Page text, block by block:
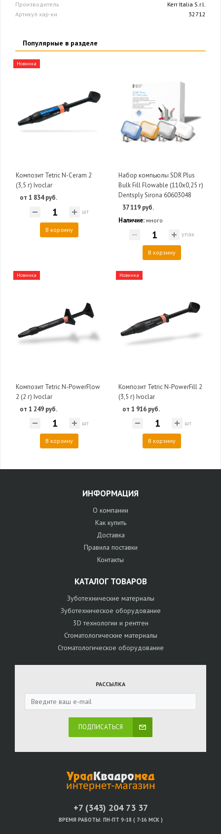
Производитель
Kerr Italia S.r.l.
Артикул хар-ки
32712
Популярные в разделе
Новинка
Композит Tetric N-Ceram 2
(3,5 г) Ivoclar
от 1 834 руб.
шт
В корзину
Набор компьюлы SDR Plus
Bulk Fill Flowable (110х0,25 г)
Dentsply Sirona 60603048
37 119 руб.
Наличие: много
упак
В корзину
Новинка
Композит Tetric N-PowerFlow
2 (2 г) Ivoclar
от 1 249 руб.
шт
В корзину
Новинка
Композит Tetric N-PowerFill 2
(3,5 г) Ivoclar
от 1 916 руб.
шт
В корзину
ИНФОРМАЦИЯ
О компании
Как купить
Доставка
Правила поставки
Контакты
КАТАЛОГ ТОВАРОВ
Зуботехнические материалы
Зуботехническое оборудование
3D технологии и рентген
Стоматологические материалы
Стоматологическое оборудование
РАССЫЛКА
ПОДПИСАТЬСЯ
+7 (343) 204 73 37
ВРЕМЯ РАБОТЫ: ПН-ПТ 9-18 ( 7-16 МСК )